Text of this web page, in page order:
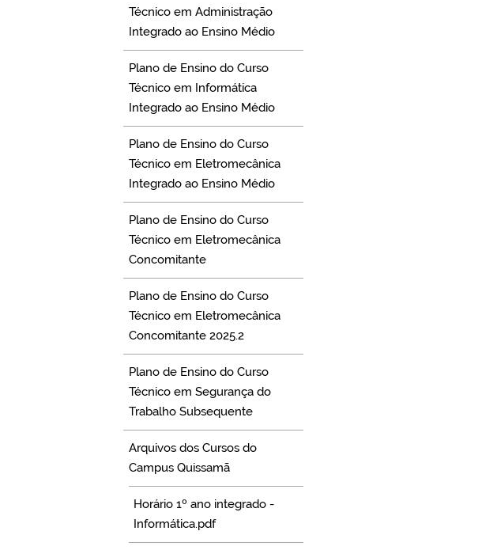
Técnico em Administração
Integrado ao Ensino Médio
Plano de Ensino do Curso
Técnico em Informática
Integrado ao Ensino Médio
Plano de Ensino do Curso
Técnico em Eletromecânica
Integrado ao Ensino Médio
Plano de Ensino do Curso
Técnico em Eletromecânica
Concomitante
Plano de Ensino do Curso
Técnico em Eletromecânica
Concomitante 2025.2
Plano de Ensino do Curso
Técnico em Segurança do
Trabalho Subsequente
Arquivos dos Cursos do
Campus Quissamã
Horário 1º ano integrado -
Informática.pdf